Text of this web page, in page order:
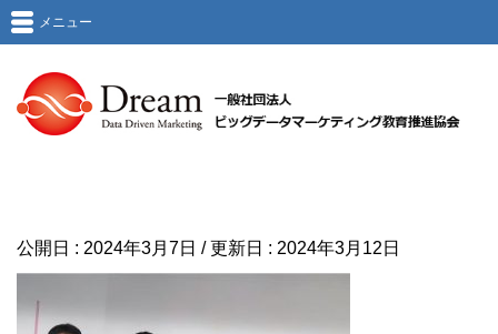
メニュー
公開日 : 2024年3月7日 / 更新日 : 2024年3月12日